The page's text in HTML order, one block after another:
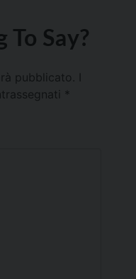
To Say?
pubblicato.
*